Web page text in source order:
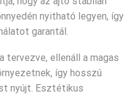
nyitható legyen, így
garantál.
tervezve, ellenáll a magas
így hosszú
nyújt. Esztétikus